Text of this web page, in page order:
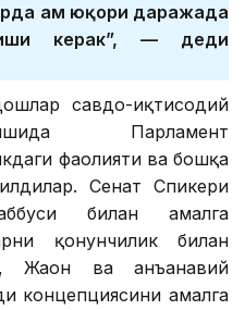
ҳам юқори даражада
керак”, — деди
савдо-иқтисодий
Парламент
фаолияти ва бошқа
Сенат Спикери
билан амалга
қонунчилик билан
Жаҳон ва анъанавий
концепциясини амалга